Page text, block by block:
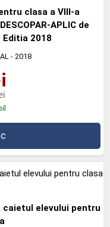
clasa a VIII-a
APLIC de
2018
- 2018
caietul elevului pentru